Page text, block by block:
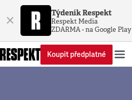
× Týdeník Respekt
Respekt Media
ZDARMA - na Google Play
Koupit předplatné